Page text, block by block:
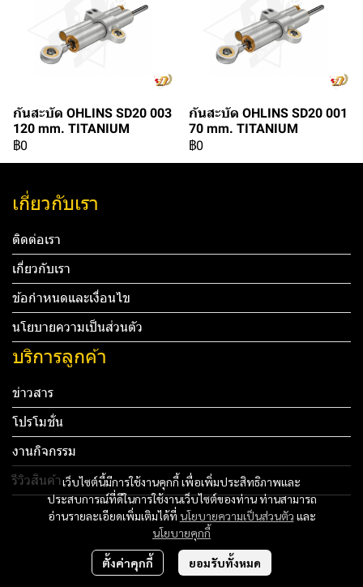
กันสะบัด OHLINS SD20 003
120 mm. TITANIUM
฿0
กันสะบัด OHLINS SD20 001
70 mm. TITANIUM
฿0
เว็บไซต์นี้มีการใช้งานคุกกี้ เพื่อเพิ่มประสิทธิภาพและ
ประสบการณ์ที่ดีในการใช้งานเว็บไซต์ของท่าน ท่านสามารถ
อ่านรายละเอียดเพิ่มเติมได้ที่ นโยบายความเป็นส่วนตัว และ
นโยบายคุกกี้
ตั้งค่าคุกกี้ ยอมรับทั้งหมด
เกี่ยวกับเรา
ติดต่อเรา
เกี่ยวกับเรา
ข้อกำหนดและเงื่อนไข
นโยบายความเป็นส่วนตัว
บริการลูกค้า
ข่าวสาร
โปรโมชั่น
งานกิจกรรม
รีวิวสินค้า
Tel: 012 345 67890 Email: mail@yourdomain.com